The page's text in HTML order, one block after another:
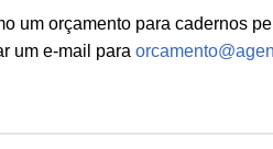
um orçamento para cadernos
um e-mail para